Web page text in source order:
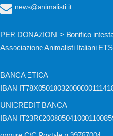
news@animalisti.it
PER DONAZIONI > Bonifico
Associazione Animalisti Italiani ETS
BANCA ETICA
IBAN
UNICREDIT BANCA
IBAN